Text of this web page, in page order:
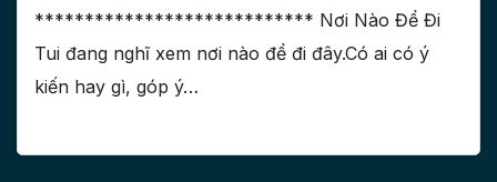
**************************** Nơi Nào Để Đi
Tui đang nghĩ xem nơi nào để đi đây.Có ai có ý
kiến hay gì, góp ý…